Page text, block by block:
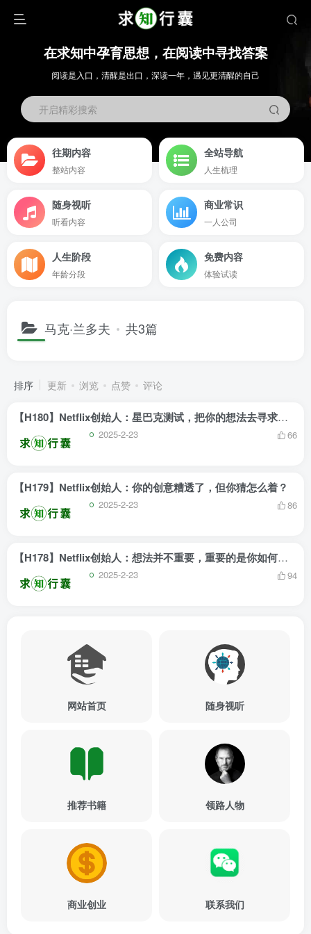
在求知中孕育思想，在阅读中寻找答案
阅读是入口，清醒是出口，深读一年，遇见更清醒的自己
开启精彩搜索
往期内容
整站内容
全站导航
人生梳理
随身视听
听看内容
商业常识
一人公司
人生阶段
年龄分段
免费内容
体验试读
马克·兰多夫 共3篇
排序 更新 浏览 点赞 评论
【H180】Netflix创始人：星巴克测试，把你的想法去寻求验证
2025-2-23 66
【H179】Netflix创始人：你的创意糟透了，但你猜怎么着？
2025-2-23 86
【H178】Netflix创始人：想法并不重要，重要的是你如何实现它
2025-2-23 94
网站首页 随身视听
推荐书籍 领路人物
商业创业 联系我们